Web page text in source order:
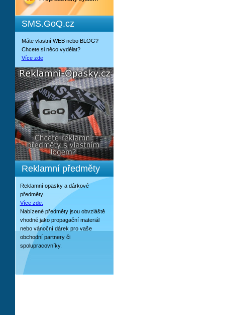
SMS.GoQ.cz
Máte vlastní WEB nebo BLOG?
Chcete si něco vydělat?
Více zde
Reklamní předměty
Reklamní opasky a dárkové
předměty.
Více zde.
Nabízené předměty jsou obvzláště
vhodné jako propagační materiál
nebo vánoční dárek pro vaše
obchodní partnery či
spolupracovníky.